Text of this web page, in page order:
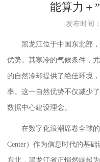
能算力＋
发布时间
黑龙江位于中国东北部，
优势。其寒冷的气候条件，
的自然冷却提供了绝佳环境
率。这一自然优势不仅减少
数据中心建设理念。
在数字化浪潮席卷全球的
Center）作为信息时代的基
东北，黑龙江省正悄然崛起